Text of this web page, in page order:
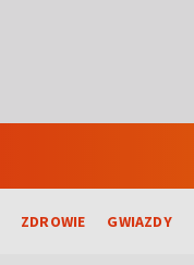
ZDROWIE GWIAZDY